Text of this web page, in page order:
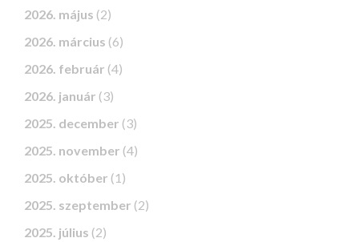
2026. május (2)
2026. március (6)
2026. február (4)
2026. január (3)
2025. december (3)
2025. november (4)
2025. október (1)
2025. szeptember (2)
2025. július (2)